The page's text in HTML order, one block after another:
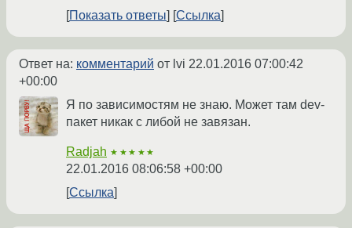
Показать ответы
Ссылка
Ответ на: комментарий от lvi 22.01.2016 07:00:42
+00:00
Я по зависимостям не знаю. Может там dev-
пакет никак с либой не завязан.
Radjah ★★★★★
22.01.2016 08:06:58 +00:00
Ссылка